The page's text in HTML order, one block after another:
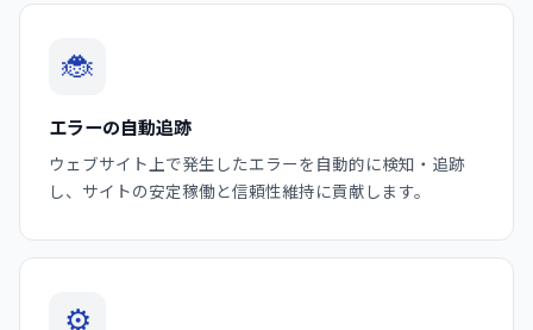
🐞
エラーの自動追跡
ウェブサイト上で発生したエラーを自動的に検知・追跡
し、サイトの安定稼働と信頼性維持に貢献します。
⚙️